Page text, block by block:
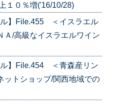
１０％増('16/10/28)
ル】File.455 ＜イスラエル
Ａ/高級なイスラエルワイン
ル】File.454 ＜青森産リン
ットショップ/関西地域での